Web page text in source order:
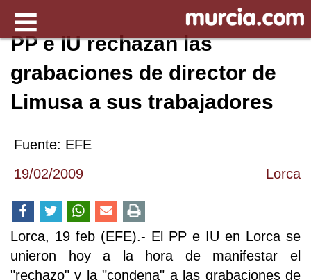
19/02/2009 Lorca
PP e IU rechazan las
grabaciones de director de
Limusa a sus trabajadores
Fuente: EFE
Lorca, 19 feb (EFE).- El PP e IU en Lorca se
unieron hoy a la hora de manifestar el
"rechazo" y la "condena" a las grabaciones de